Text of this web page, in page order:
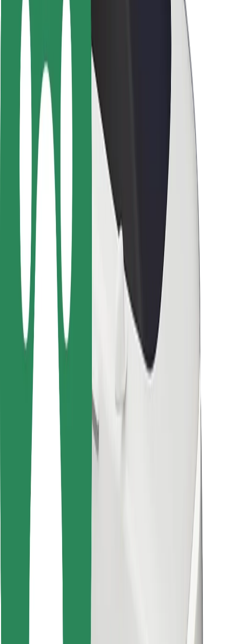
Segurança dos passageiros
Segurança dos motoristas
Segurança das trotinetes
Safety Lab
Cidades
Localizações
Soluções para as cidades
Aeroportos
Estações de carregamento da Bolt
Ajuda
Para passageiros
Para motoristas
Para estafetas
Bolt Food
Para gestores de frota
Para restaurantes
Bolt for Business
Outros
Fornecedores
Termos & Condições
Segurança
Uma viagem em poucos minutos!
Instalar app da Bolt
Encontra o teu prato favorito!